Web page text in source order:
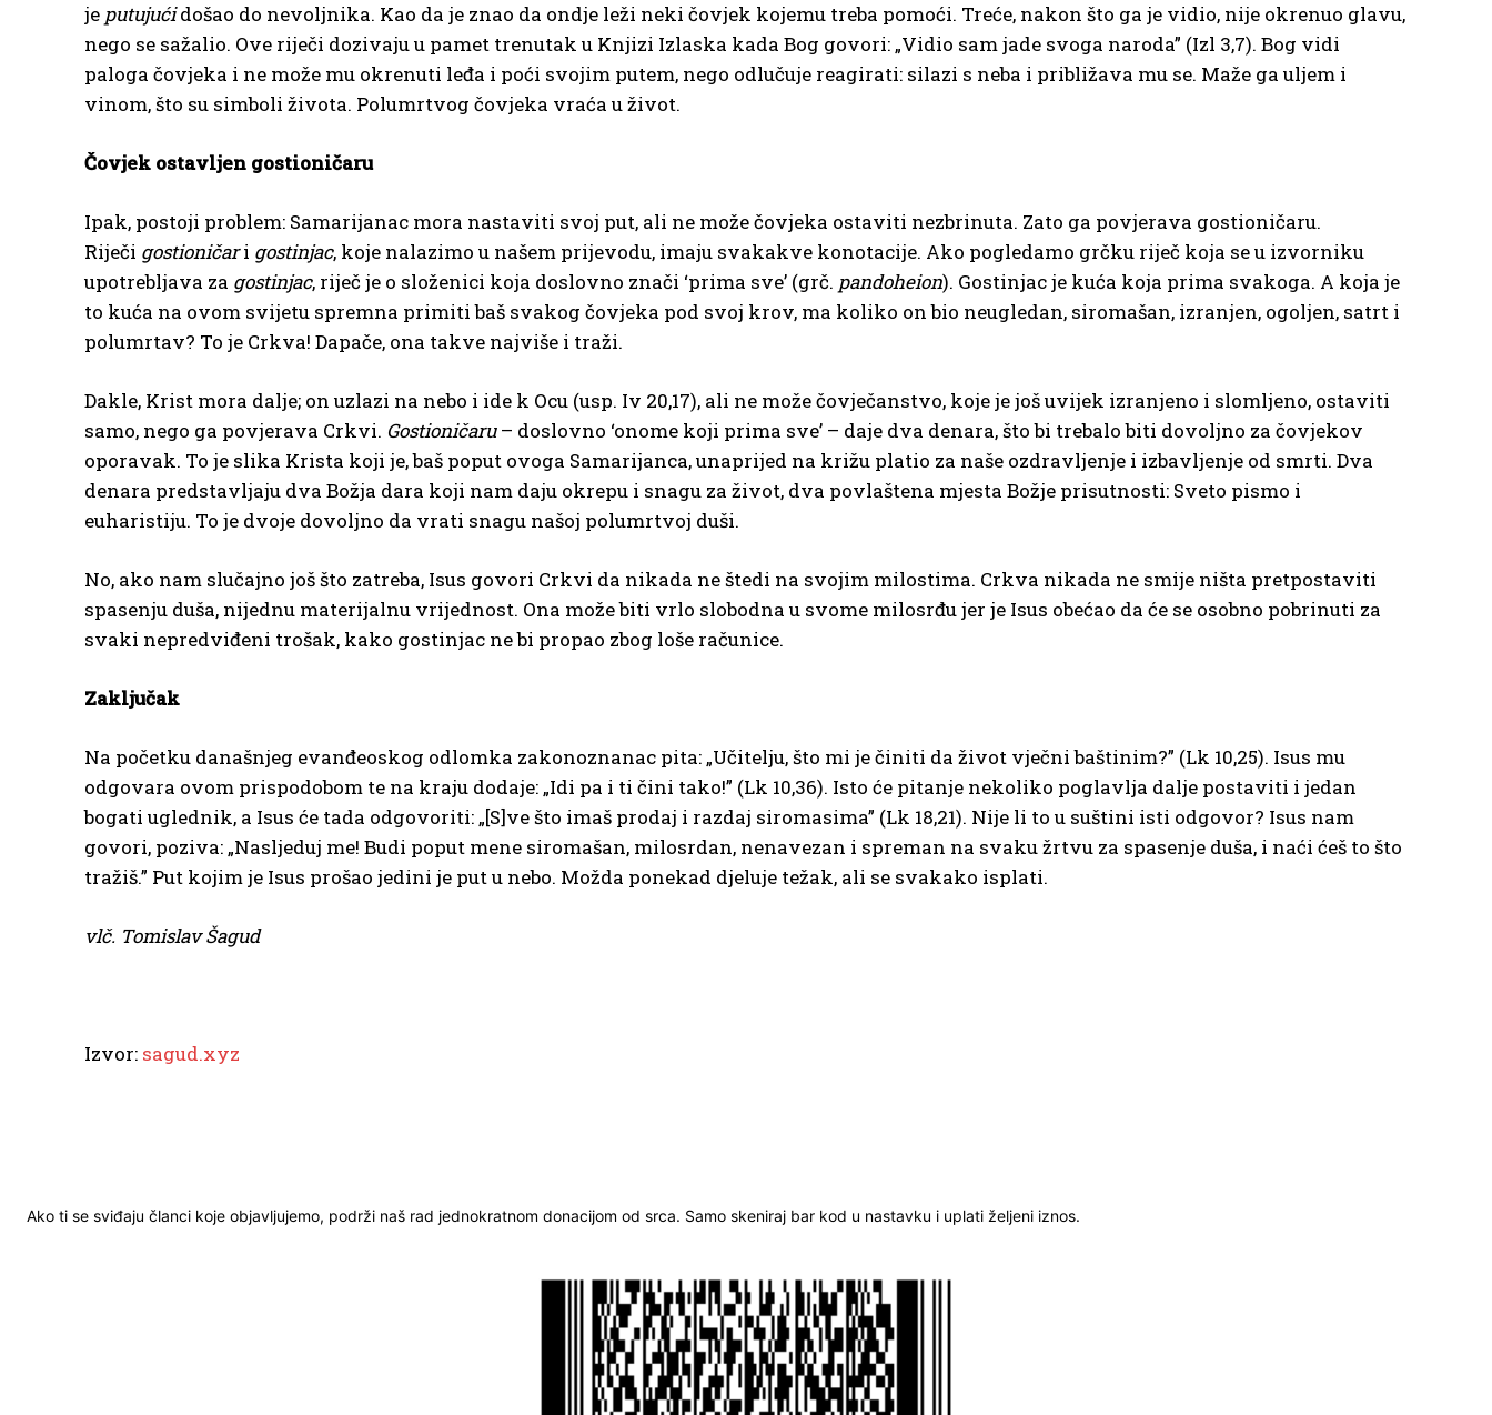
je putujućidošao do nevoljnika. Kao da je znao da ondje leži neki čovjek kojemu treba pomoći. Treće, nakon što ga je vidio, nije okrenuo glavu,
nego se sažalio. Ove riječi dozivaju u pamet trenutak u Knjizi Izlaska kada Bog govori: „Vidio sam jade svoga naroda” (Izl 3,7). Bog vidi
paloga čovjeka i ne može mu okrenuti leđa i poći svojim putem, nego odlučuje reagirati: silazi s neba i približava mu se. Maže ga uljem i
vinom, što su simboli života. Polumrtvog čovjeka vraća u život.
Čovjek ostavljen gostioničaru
Ipak, postoji problem: Samarijanac mora nastaviti svoj put, ali ne može čovjeka ostaviti nezbrinuta. Zato ga povjerava gostioničaru.
Riječi gostioničari gostinjac, koje nalazimo u našem prijevodu, imaju svakakve konotacije. Ako pogledamo grčku riječ koja se u izvorniku
upotrebljava za gostinjac, riječ je o složenici koja doslovno znači ‘prima sve’ (grč. pandoheion). Gostinjac je kuća koja prima svakoga. A koja je
to kuća na ovom svijetu spremna primiti baš svakog čovjeka pod svoj krov, ma koliko on bio neugledan, siromašan, izranjen, ogoljen, satrt i
polumrtav? To je Crkva! Dapače, ona takve najviše i traži.
Dakle, Krist mora dalje; on uzlazi na nebo i ide k Ocu (usp. Iv 20,17), ali ne može čovječanstvo, koje je još uvijek izranjeno i slomljeno, ostaviti
samo, nego ga povjerava Crkvi. Gostioničaru– doslovno ‘onome koji prima sve’ – daje dva denara, što bi trebalo biti dovoljno za čovjekov
oporavak. To je slika Krista koji je, baš poput ovoga Samarijanca, unaprijed na križu platio za naše ozdravljenje i izbavljenje od smrti. Dva
denara predstavljaju dva Božja dara koji nam daju okrepu i snagu za život, dva povlaštena mjesta Božje prisutnosti: Sveto pismo i
euharistiju. To je dvoje dovoljno da vrati snagu našoj polumrtvoj duši.
No, ako nam slučajno još što zatreba, Isus govori Crkvi da nikada ne štedi na svojim milostima. Crkva nikada ne smije ništa pretpostaviti
spasenju duša, nijednu materijalnu vrijednost. Ona može biti vrlo slobodna u svome milosrđu jer je Isus obećao da će se osobno pobrinuti za
svaki nepredviđeni trošak, kako gostinjac ne bi propao zbog loše računice.
Zaključak
Na početku današnjeg evanđeoskog odlomka zakonoznanac pita: „Učitelju, što mi je činiti da život vječni baštinim?” (Lk 10,25). Isus mu
odgovara ovom prispodobom te na kraju dodaje: „Idi pa i ti čini tako!” (Lk 10,36). Isto će pitanje nekoliko poglavlja dalje postaviti i jedan
bogati uglednik, a Isus će tada odgovoriti: „[S]ve što imaš prodaj i razdaj siromasima” (Lk 18,21). Nije li to u suštini isti odgovor? Isus nam
govori, poziva: „Nasljeduj me! Budi poput mene siromašan, milosrdan, nenavezan i spreman na svaku žrtvu za spasenje duša, i naći ćeš to što
tražiš.” Put kojim je Isus prošao jedini je put u nebo. Možda ponekad djeluje težak, ali se svakako isplati.
vlč. Tomislav Šagud
Izvor: sagud.xyz
Ako ti se sviđaju članci koje objavljujemo, podrži naš rad jednokratnom donacijom od srca. Samo skeniraj bar kod u nastavku i uplati željeni iznos.